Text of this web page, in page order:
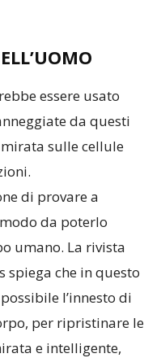
essere usato
da questi
sulle cellule
di provare a
da poterlo
umano. La rivista
spiega che in questo
l’innesto di
per ripristinare le
e intelligente,